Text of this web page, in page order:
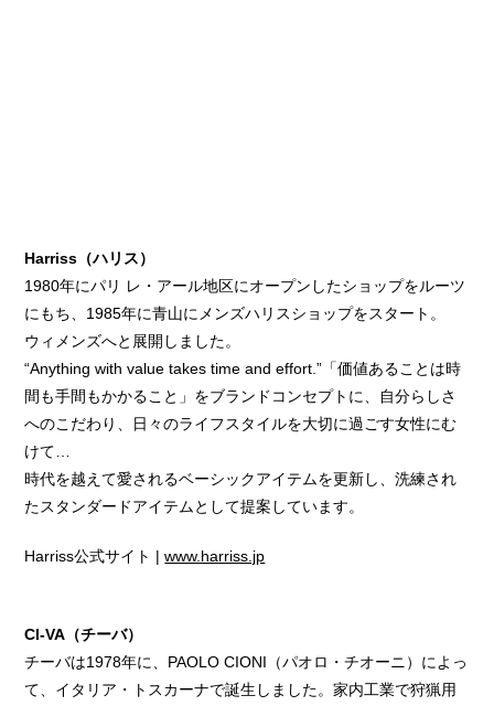
Harriss（ハリス）
1980年にパリ レ・アール地区にオープンしたショップをルーツ
にもち、1985年に青山にメンズハリスショップをスタート。
ウィメンズへと展開しました。
“Anything with value takes time and effort.”「価値あることは時
間も手間もかかること」をブランドコンセプトに、自分らしさ
へのこだわり、日々のライフスタイルを大切に過ごす女性にむ
けて…
時代を越えて愛されるベーシックアイテムを更新し、洗練され
たスタンダードアイテムとして提案しています。
Harriss公式サイト |www.harriss.jp
CI-VA（チーバ）
チーバは1978年に、PAOLO CIONI（パオロ・チオーニ）によっ
て、イタリア・トスカーナで誕生しました。家内工業で狩猟用